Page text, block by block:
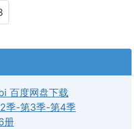
百度网盘下载
季-第3季-第4季
册